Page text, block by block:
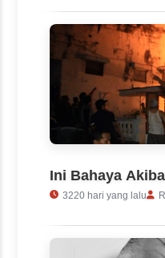
Ini Bahaya
3220 hari yang lalu